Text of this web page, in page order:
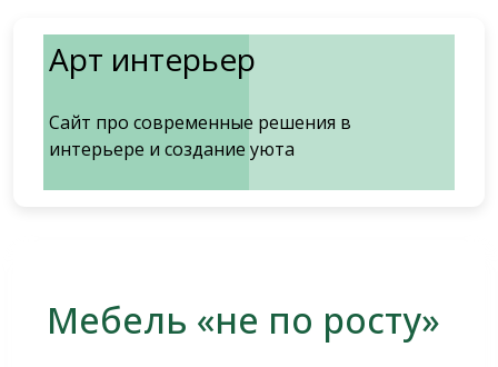
содержимому
Арт интерьер
Сайт про современные решения в
интерьере и создание уюта
Мебель «не по росту»